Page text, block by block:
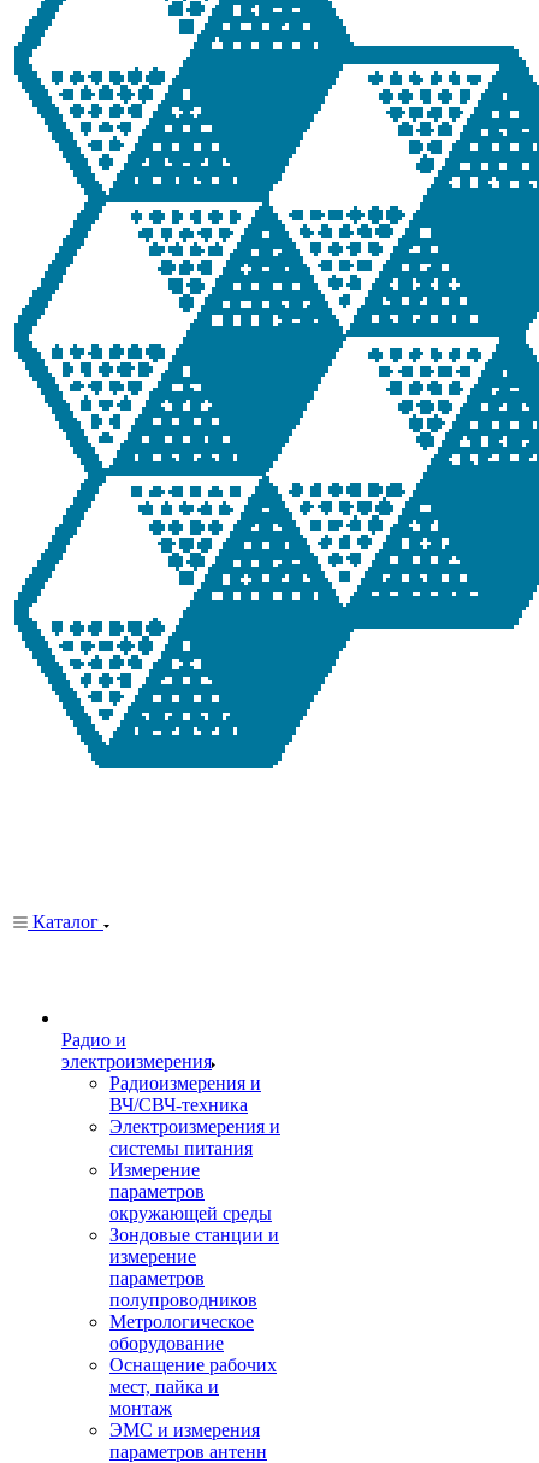
Каталог
Радио и
электроизмерения
Радиоизмерения и
ВЧ/СВЧ-техника
Электроизмерения и
системы питания
Измерение
параметров
окружающей среды
Зондовые станции и
измерение
параметров
полупроводников
Метрологическое
оборудование
Оснащение рабочих
мест, пайка и
монтаж
ЭМС и измерения
параметров антенн